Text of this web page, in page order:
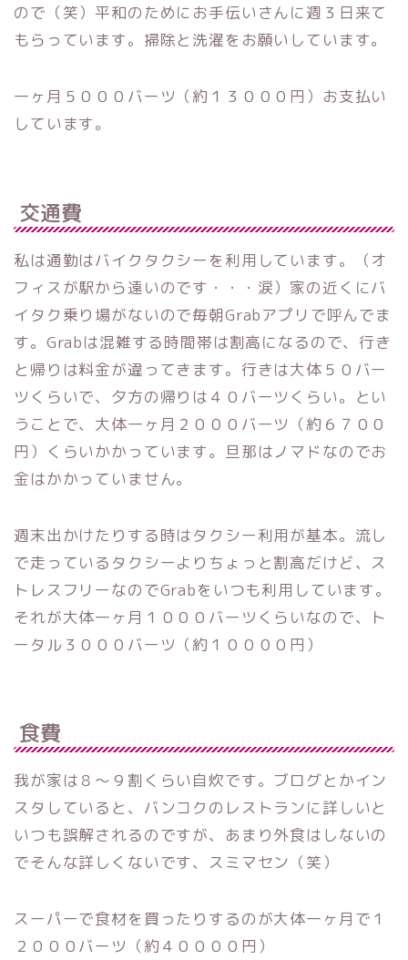
ので（笑）平和のためにお手伝いさんに週３日来て
もらっています。掃除と洗濯をお願いしています。
一ヶ月５０００バーツ（約１３０００円）お支払い
しています。
交通費
私は通勤はバイクタクシーを利用しています。（オ
フィスが駅から遠いのです・・・涙）家の近くにバ
イタク乗り場がないので毎朝Grabアプリで呼んでま
す。Grabは混雑する時間帯は割高になるので、行き
と帰りは料金が違ってきます。行きは大体５０バー
ツくらいで、夕方の帰りは４０バーツくらい。とい
うことで、大体一ヶ月２０００バーツ（約６７００
円）くらいかかっています。旦那はノマドなのでお
金はかかっていません。
週末出かけたりする時はタクシー利用が基本。流し
で走っているタクシーよりちょっと割高だけど、ス
トレスフリーなのでGrabをいつも利用しています。
それが大体一ヶ月１０００バーツくらいなので、ト
ータル３０００バーツ（約１００００円）
食費
我が家は８〜９割くらい自炊です。ブログとかイン
スタしていると、バンコクのレストランに詳しいと
いつも誤解されるのですが、あまり外食はしないの
でそんな詳しくないです、スミマセン（笑）
スーパーで食材を買ったりするのが大体一ヶ月で１
２０００バーツ（約４００００円）